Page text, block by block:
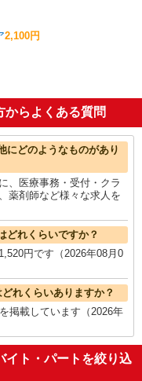
2,100円
からよくある質問
にどのようなものがあり
、医療事務・受付・クラ
薬剤師など様々な求人を
どれくらいですか？
円です（2026年08月0
れくらいありますか？
掲載しています（2026年
イト・パートを絞り込